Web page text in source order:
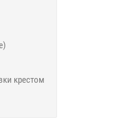
крестом